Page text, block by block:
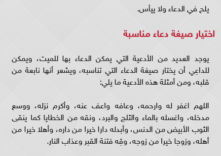
يلح في الدعاء ولا ييأس.
اختيار صيغة دعاء مناسبة
يوجد العديد من الأدعية التي يمكن الدعاء بها للميت، ويمكن
للداعِي أن يختار صيغة الدعاء التي تناسبه، ويشعر أنها نابعة من
قلبه، ومن أمثلة هذه الأدعية ما يلي:
اللهم اغفر له وارحمه، وعافه واعف عنه، وأكرم نزله، ووسع
مدخله، واغسله بالماء والثلج والبرد، ونقه من الخطايا كما ينقى
الثوب الأبيض من الدنس، وأبدله دارا خيرا من داره، وأهلا خيرا من
أهله، وزوجا خيرا من زوجه، وقِه فتنة القبر وعذاب النار.